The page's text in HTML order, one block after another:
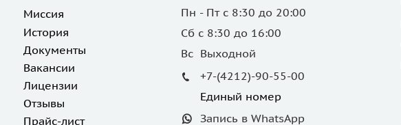
Миссия
История
Документы
Вакансии
Лицензии
Отзывы
Прайс-лист
Пн - Пт с 8:30 до 20:00
Сб с 8:30 до 16:00
Вс Выходной
+7-(4212)-90-55-00
Единый номер
Запись в WhatsApp